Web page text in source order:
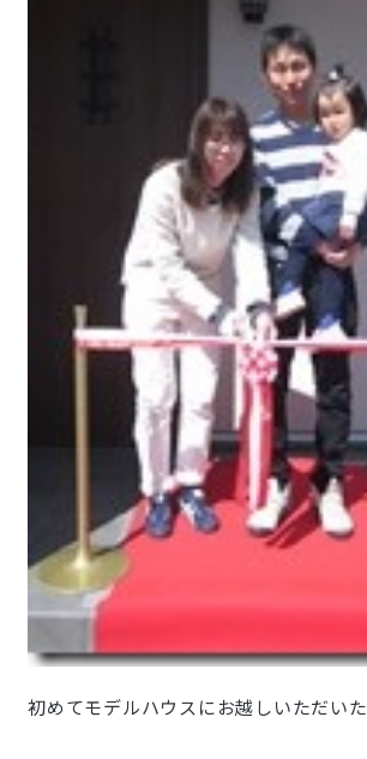
初めてモデルハウスにお越しいただい